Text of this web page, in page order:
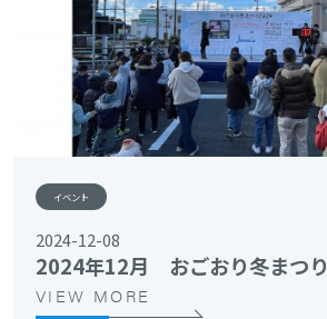
イベント
2024-12-08
2024年12月 おごおり冬まつり
VIEW MORE